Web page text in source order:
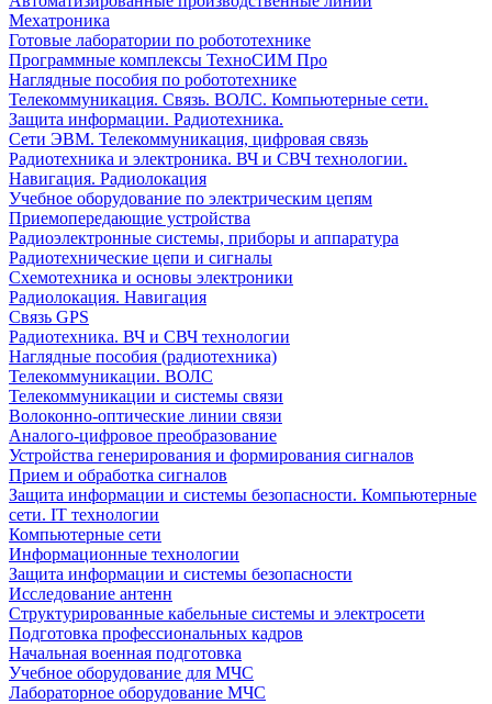
Мехатроника
Готовые лаборатории по робототехнике
Программные комплексы ТехноСИМ Про
Наглядные пособия по робототехнике
Телекоммуникация. Связь. ВОЛС. Компьютерные сети.
Защита информации. Радиотехника.
Сети ЭВМ. Телекоммуникация, цифровая связь
Радиотехника и электроника. ВЧ и СВЧ технологии.
Навигация. Радиолокация
Учебное оборудование по электрическим цепям
Приемопередающие устройства
Радиоэлектронные системы, приборы и аппаратура
Радиотехнические цепи и сигналы
Схемотехника и основы электроники
Радиолокация. Навигация
Связь GPS
Радиотехника. ВЧ и СВЧ технологии
Наглядные пособия (радиотехника)
Телекоммуникации. ВОЛС
Телекоммуникации и системы связи
Волоконно-оптические линии связи
Аналого-цифровое преобразование
Устройства генерирования и формирования сигналов
Прием и обработка сигналов
Защита информации и системы безопасности. Компьютерные
сети. IT технологии
Компьютерные сети
Информационные технологии
Защита информации и системы безопасности
Исследование антенн
Структурированные кабельные системы и электросети
Подготовка профессиональных кадров
Начальная военная подготовка
Учебное оборудование для МЧС
Лабораторное оборудование МЧС